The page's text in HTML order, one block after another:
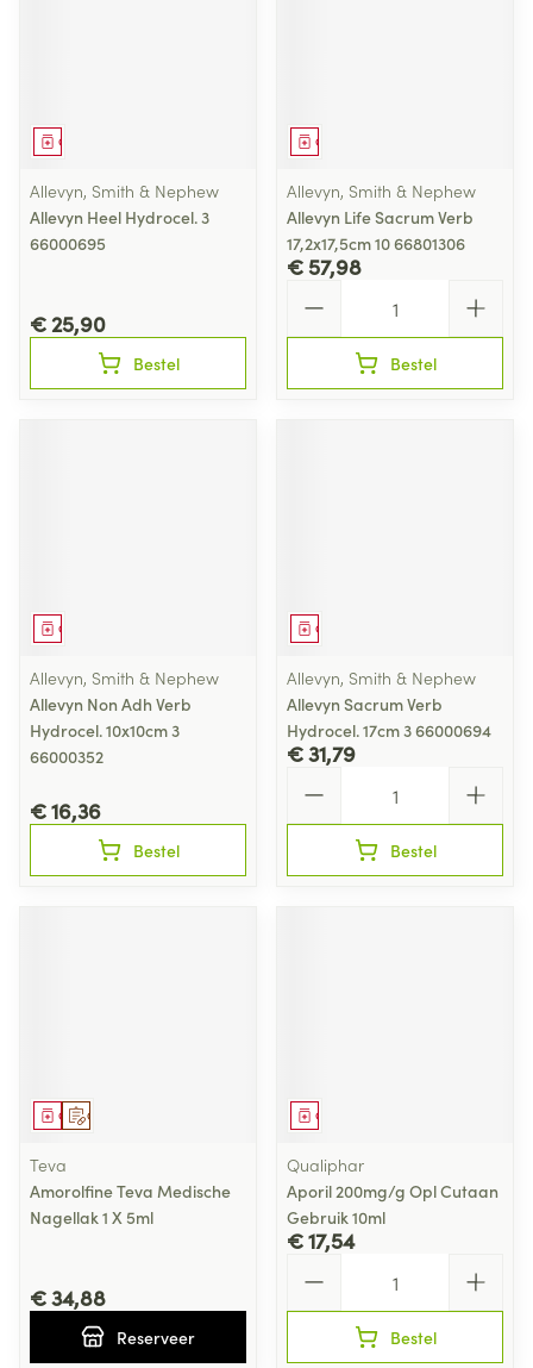
Geneesmiddel
Allevyn, Smith & Nephew
Allevyn Heel Hydrocel. 3
66000695
€ 25,90
Bestel
Geneesmiddel
Allevyn, Smith & Nephew
Allevyn Life Sacrum Verb
17,2x17,5cm 10 66801306
€ 57,98
Bestel
Geneesmiddel
Allevyn, Smith & Nephew
Allevyn Non Adh Verb
Hydrocel. 10x10cm 3
66000352
€ 16,36
Bestel
Geneesmiddel
Allevyn, Smith & Nephew
Allevyn Sacrum Verb
Hydrocel. 17cm 3 66000694
€ 31,79
Bestel
Op voorschrift
Geneesmiddel
Teva
Amorolfine Teva Medische
Nagellak 1 X 5ml
€ 34,88
Reserveer
Geneesmiddel
Qualiphar
Aporil 200mg/g Opl Cutaan
Gebruik 10ml
€ 17,54
Bestel